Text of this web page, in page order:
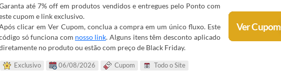
até 7% off em produtos vendidos e entregues pelo Ponto com
cupom e link exclusivo.
clicar em Ver Cupom, conclua a compra em um único fluxo. Este
só funciona com nosso link. Alguns itens têm desconto aplicado
no produto ou estão com preço de Black Friday.
Exclusivo 06/08/2026 Cupom Todo o Site
Ver Cupom